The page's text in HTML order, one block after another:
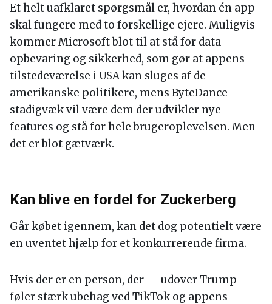
Et helt uafklaret spørgsmål er, hvordan én app
skal fungere med to forskellige ejere. Muligvis
kommer Microsoft blot til at stå for data-
opbevaring og sikkerhed, som gør at appens
tilstedeværelse i USA kan sluges af de
amerikanske politikere, mens ByteDance
stadigvæk vil være dem der udvikler nye
features og stå for hele brugeroplevelsen. Men
det er blot gætværk.
Kan blive en fordel for Zuckerberg
Går købet igennem, kan det dog potentielt være
en uventet hjælp for et konkurrerende firma.
Hvis der er en person, der — udover Trump —
føler stærk ubehag ved TikTok og appens